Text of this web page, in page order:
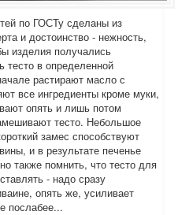
по ГОСТу сделаны из
и достоинство - нежность,
изделия получались
в определенной
растирают масло с
все ингредиенты кроме муки,
опять и лишь потом
тесто. Небольшое
замес способствуют
и в результате печенье
также помнить, что тесто для
- надо сразу
опять же, усиливает
послабее...